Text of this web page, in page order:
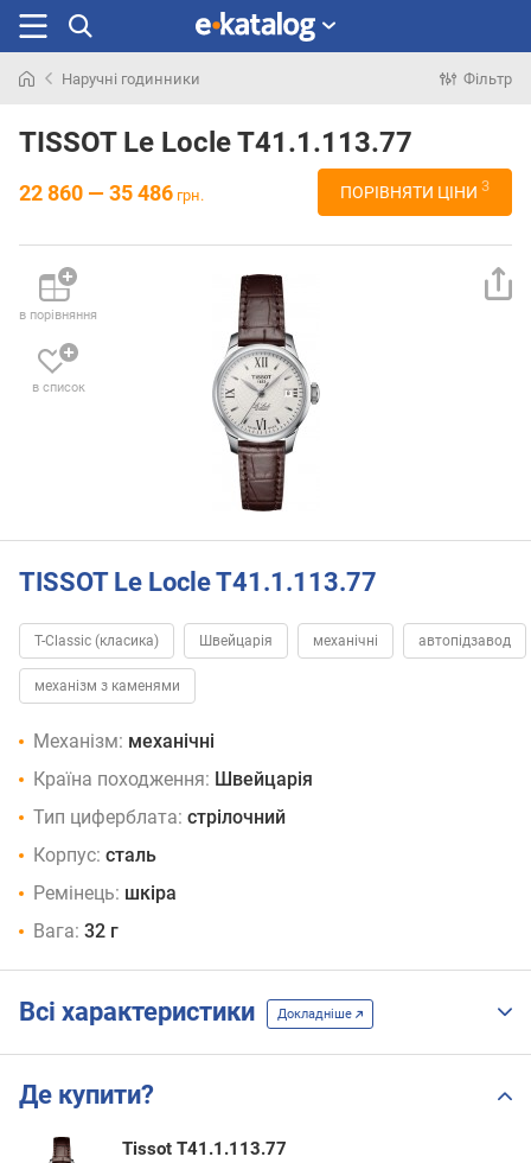
раніше
Наручні годинники Фільтр
TISSOT Le Locle T41.1.113.77
22 860 — 35 486 грн. ПОРІВНЯТИ ЦІНИ 3
в порівняння
в список
TISSOT Le Locle T41.1.113.77
T-Classic (класика) Швейцарія механічні автопідзавод
механізм з каменями
Механізм: механічні
Країна походження: Швейцарія
Тип циферблата: стрілочний
Корпус: сталь
Ремінець: шкіра
Вага: 32 г
Всі характеристики Докладніше
Де купити?
Tissot T41.1.113.77